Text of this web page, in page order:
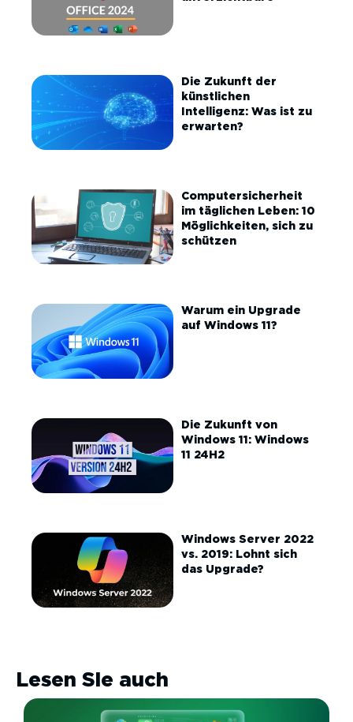
Die Zukunft der
künstlichen
Intelligenz: Was ist zu
erwarten?
Computersicherheit
im täglichen Leben: 10
Möglichkeiten, sich zu
schützen
Warum ein Upgrade
auf Windows 11?
Die Zukunft von
Windows 11: Windows
11 24H2
Windows Server 2022
vs. 2019: Lohnt sich
das Upgrade?
Lesen Sie auch